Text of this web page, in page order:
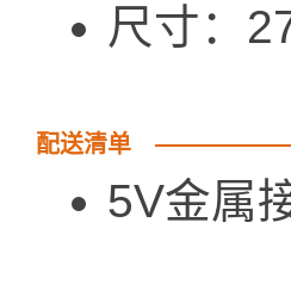
尺寸：
配送清单
5V